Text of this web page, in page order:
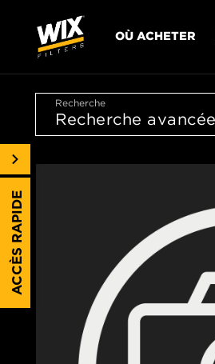
OÙ ACHETER
Recherche
ACCÈS RAPIDE